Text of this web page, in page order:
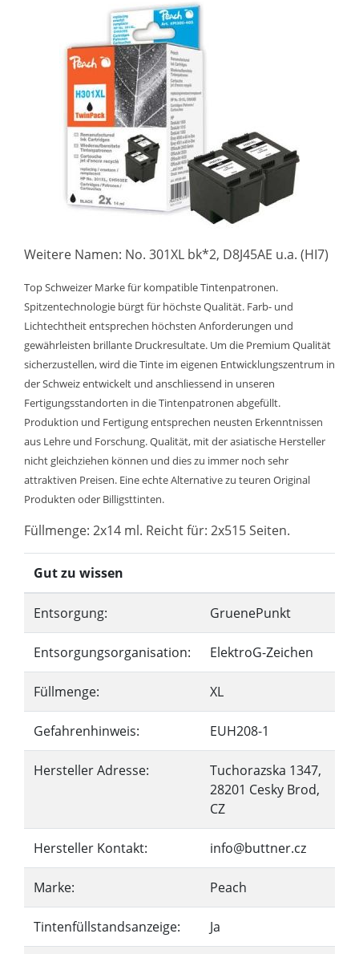
Weitere Namen: No. 301XL bk*2, D8J45AE u.a. (HI7)
Top Schweizer Marke für kompatible Tintenpatronen.
Spitzentechnologie bürgt für höchste Qualität. Farb- und
Lichtechtheit entsprechen höchsten Anforderungen und
gewährleisten brillante Druckresultate. Um die Premium Qualität
sicherzustellen, wird die Tinte im eigenen Entwicklungszentrum in
der Schweiz entwickelt und anschliessend in unseren
Fertigungsstandorten in die Tintenpatronen abgefüllt.
Produktion und Fertigung entsprechen neusten Erkenntnissen
aus Lehre und Forschung. Qualität, mit der asiatische Hersteller
nicht gleichziehen können und dies zu immer noch sehr
attraktiven Preisen. Eine echte Alternative zu teuren Original
Produkten oder Billigsttinten.
Füllmenge: 2x14 ml. Reicht für: 2x515 Seiten.
Gut zu wissen
Entsorgung: GruenePunkt
Entsorgungsorganisation: ElektroG-Zeichen
Füllmenge: XL
Gefahrenhinweis: EUH208-1
Hersteller Adresse:
Tuchorazska 1347,
28201 Cesky Brod,
CZ
Hersteller Kontakt: info@buttner.cz
Marke: Peach
Tintenfüllstandsanzeige: Ja